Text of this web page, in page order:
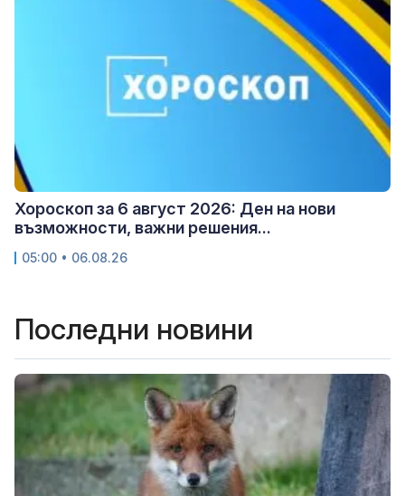
Хороскоп за 6 август 2026: Ден на нови
възможности, важни решения...
05:00 • 06.08.26
Последни новини